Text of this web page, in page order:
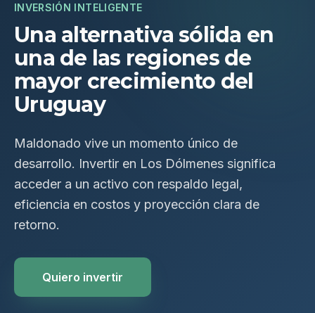
INVERSIÓN INTELIGENTE
Una alternativa sólida en
una de las regiones de
mayor crecimiento del
Uruguay
Maldonado vive un momento único de
desarrollo. Invertir en Los Dólmenes significa
acceder a un activo con respaldo legal,
eficiencia en costos y proyección clara de
retorno.
Quiero invertir